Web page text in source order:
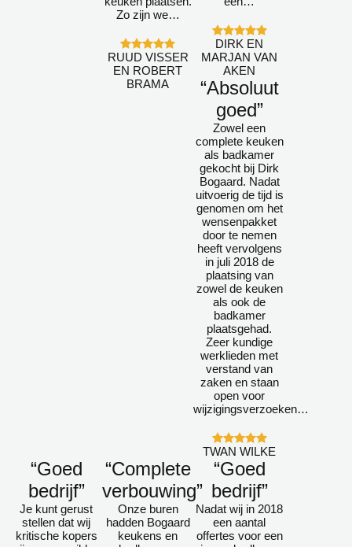
Zo zijn we…
RUUD VISSER
EN ROBERT
BRAMA
DIRK EN
MARJAN VAN
AKEN
“Absoluut
goed”
Zowel een
complete keuken
als badkamer
gekocht bij Dirk
Bogaard. Nadat
uitvoerig de tijd is
genomen om het
wensenpakket
door te nemen
heeft vervolgens
in juli 2018 de
plaatsing van
zowel de keuken
als ook de
badkamer
plaatsgehad.
Zeer kundige
werklieden met
verstand van
zaken en staan
open voor
wijzigingsverzoeken…
TWAN WILKE
“Goed
bedrijf”
Je kunt gerust
stellen dat wij
kritische kopers
“Complete
verbouwing”
Onze buren
hadden Bogaard
keukens en
“Goed
bedrijf”
Nadat wij in 2018
een aantal
offertes voor een